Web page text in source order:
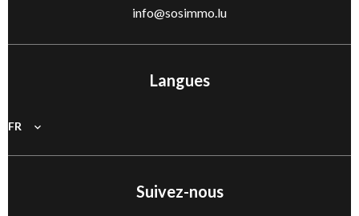
info@sosimmo.lu
Langues
FR
Suivez-nous